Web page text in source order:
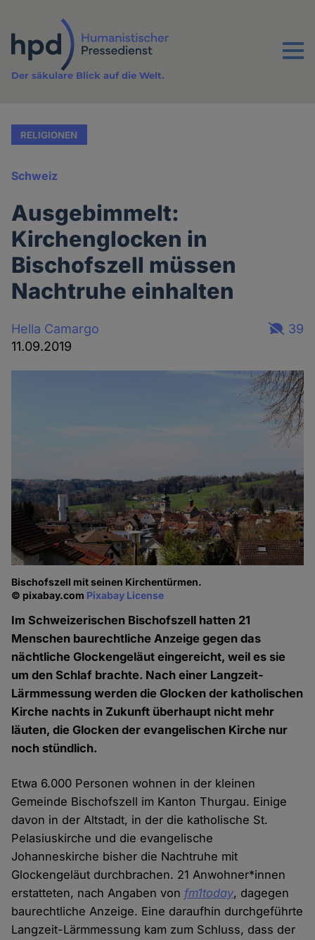
Inhalt
Menu
Der säkulare Blick auf die Welt.
RELIGIONEN
Schweiz
Ausgebimmelt:
Kirchenglocken in
Bischofszell müssen
Nachtruhe einhalten
Hella Camargo
11.09.2019
39
Bischofszell mit seinen Kirchentürmen.
© pixabay.com Pixabay License
Im Schweizerischen Bischofszell hatten 21
Menschen baurechtliche Anzeige gegen das
nächtliche Glockengeläut eingereicht, weil es sie
um den Schlaf brachte. Nach einer Langzeit-
Lärmmessung werden die Glocken der katholischen
Kirche nachts in Zukunft überhaupt nicht mehr
läuten, die Glocken der evangelischen Kirche nur
noch stündlich.
Etwa 6.000 Personen wohnen in der kleinen
Gemeinde Bischofszell im Kanton Thurgau. Einige
davon in der Altstadt, in der die katholische St.
Pelasiuskirche und die evangelische
Johanneskirche bisher die Nachtruhe mit
Glockengeläut durchbrachen. 21 Anwohner*innen
erstatteten, nach Angaben von fm1today, dagegen
baurechtliche Anzeige. Eine daraufhin durchgeführte
Langzeit-Lärmmessung kam zum Schluss, dass der